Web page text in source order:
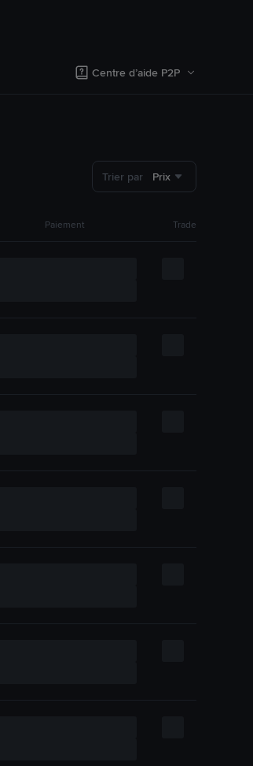
Centre d’aide P2P
Trier par Prix
Paiement Trade